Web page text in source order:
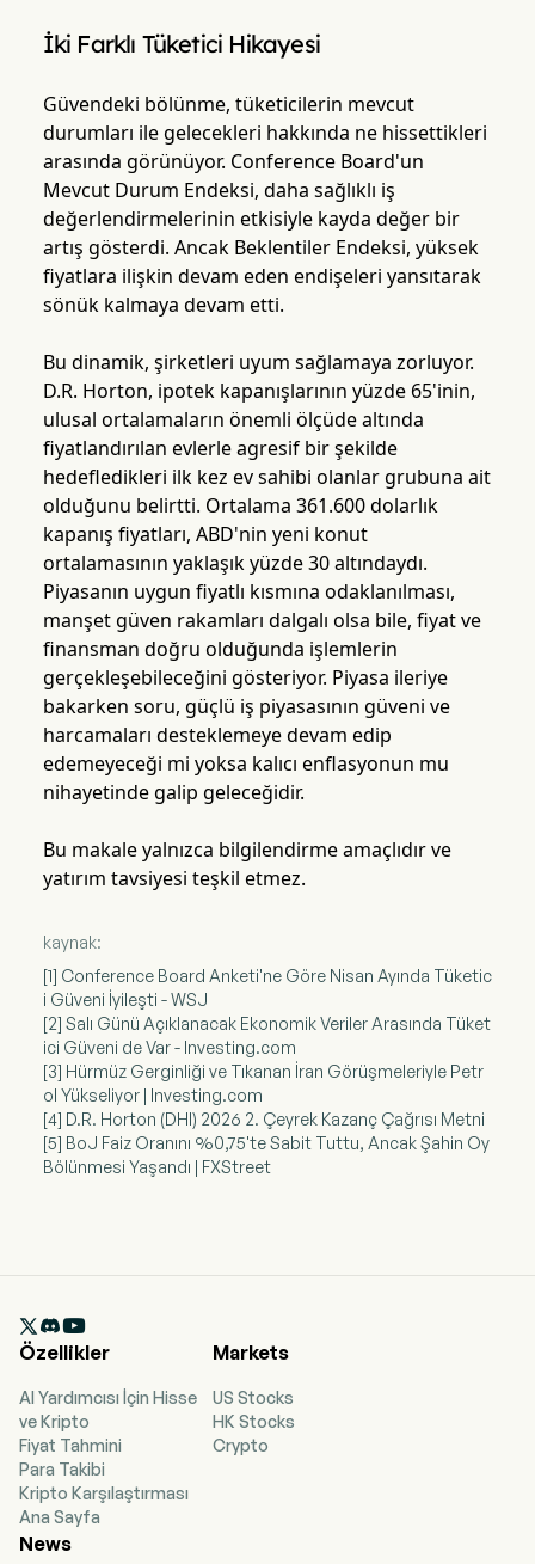
İki Farklı Tüketici Hikayesi
Güvendeki bölünme, tüketicilerin mevcut
durumları ile gelecekleri hakkında ne hissettikleri
arasında görünüyor. Conference Board'un
Mevcut Durum Endeksi, daha sağlıklı iş
değerlendirmelerinin etkisiyle kayda değer bir
artış gösterdi. Ancak Beklentiler Endeksi, yüksek
fiyatlara ilişkin devam eden endişeleri yansıtarak
sönük kalmaya devam etti.
Bu dinamik, şirketleri uyum sağlamaya zorluyor.
D.R. Horton, ipotek kapanışlarının yüzde 65'inin,
ulusal ortalamaların önemli ölçüde altında
fiyatlandırılan evlerle agresif bir şekilde
hedefledikleri ilk kez ev sahibi olanlar grubuna ait
olduğunu belirtti. Ortalama 361.600 dolarlık
kapanış fiyatları, ABD'nin yeni konut
ortalamasının yaklaşık yüzde 30 altındaydı.
Piyasanın uygun fiyatlı kısmına odaklanılması,
manşet güven rakamları dalgalı olsa bile, fiyat ve
finansman doğru olduğunda işlemlerin
gerçekleşebileceğini gösteriyor. Piyasa ileriye
bakarken soru, güçlü iş piyasasının güveni ve
harcamaları desteklemeye devam edip
edemeyeceği mi yoksa kalıcı enflasyonun mu
nihayetinde galip geleceğidir.
Bu makale yalnızca bilgilendirme amaçlıdır ve
yatırım tavsiyesi teşkil etmez.
kaynak:
[1] Conference Board Anketi'ne Göre Nisan Ayında Tüketic
i Güveni İyileşti - WSJ
[2] Salı Günü Açıklanacak Ekonomik Veriler Arasında Tüket
ici Güveni de Var - Investing.com
[3] Hürmüz Gerginliği ve Tıkanan İran Görüşmeleriyle Petr
ol Yükseliyor | Investing.com
[4] D.R. Horton (DHI) 2026 2. Çeyrek Kazanç Çağrısı Metni
[5] BoJ Faiz Oranını %0,75'te Sabit Tuttu, Ancak Şahin Oy
Bölünmesi Yaşandı | FXStreet

Özellikler
AI Yardımcısı İçin Hisse
ve Kripto
Fiyat Tahmini
Para Takibi
Kripto Karşılaştırması
Ana Sayfa
Markets
US Stocks
HK Stocks
Crypto
News